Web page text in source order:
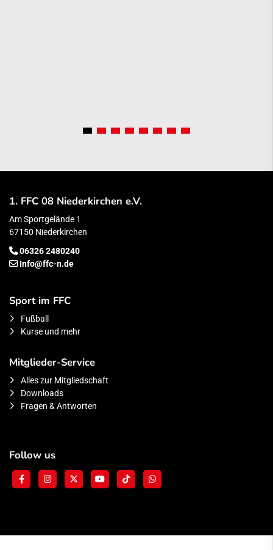
1. FFC 08 Niederkirchen e.V.
Am Sportgelände 1
67150 Niederkirchen
06326 2480240
Info@ffc-n.de
Sport im FFC
Fußball
Kurse und mehr
Mitglieder-Service
Alles zur Mitgliedschaft
Downloads
Fragen & Antworten
Follow us